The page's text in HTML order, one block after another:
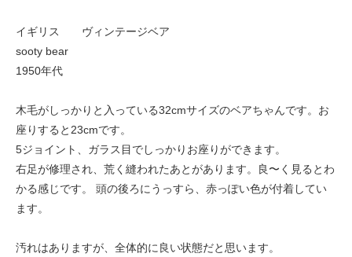
イギリス ヴィンテージベア
sooty bear
1950年代
木毛がしっかりと入っている32cmサイズのベアちゃんです。お
座りすると23cmです。
5ジョイント、ガラス目でしっかりお座りができます。
右足が修理され、荒く縫われたあとがあります。良〜く見るとわ
かる感じです。 頭の後ろにうっすら、赤っぽい色が付着してい
ます。
汚れはありますが、全体的に良い状態だと思います。